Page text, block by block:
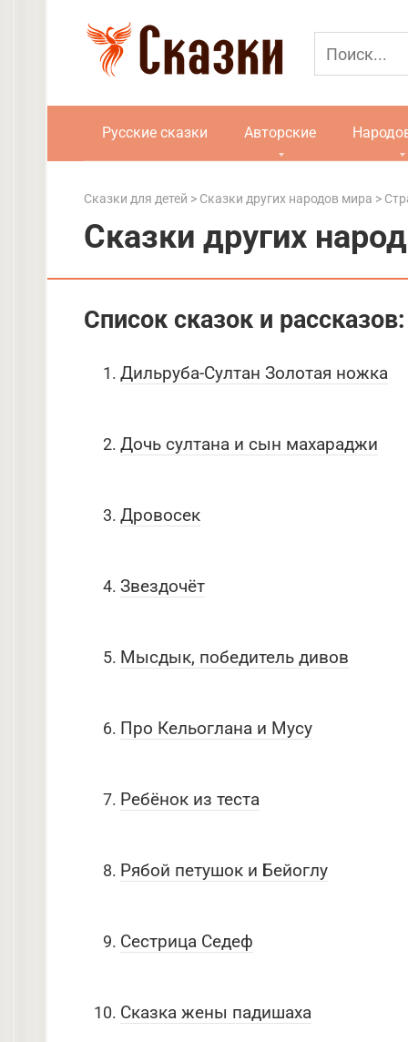
Русские сказки Авторские
Сказки для детей > Сказки других народов мира >
Сказки других
Список сказок и рассказов:
Дильруба-Султан Золотая ножка
Дочь султана и сын махараджи
Дровосек
Звездочёт
Мысдык, победитель дивов
Про Кельоглана и Мусу
Ребёнок из теста
Рябой петушок и Бейоглу
Сестрица Седеф
Сказка жены падишаха